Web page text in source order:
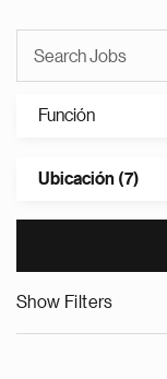
Función
Ubicación (7)
Show Filters